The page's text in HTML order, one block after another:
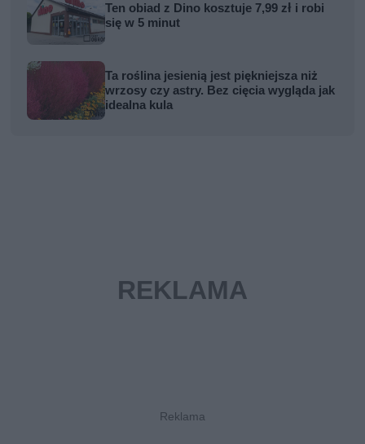
Ten obiad z Dino kosztuje 7,99 zł i robi
się w 5 minut
Ta roślina jesienią jest piękniejsza niż
wrzosy czy astry. Bez cięcia wygląda jak
idealna kula